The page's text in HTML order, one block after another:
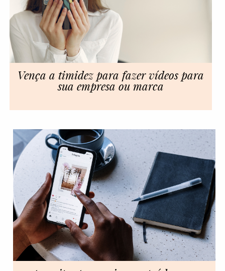
Vença a timidez para fazer vídeos para
sua empresa ou marca